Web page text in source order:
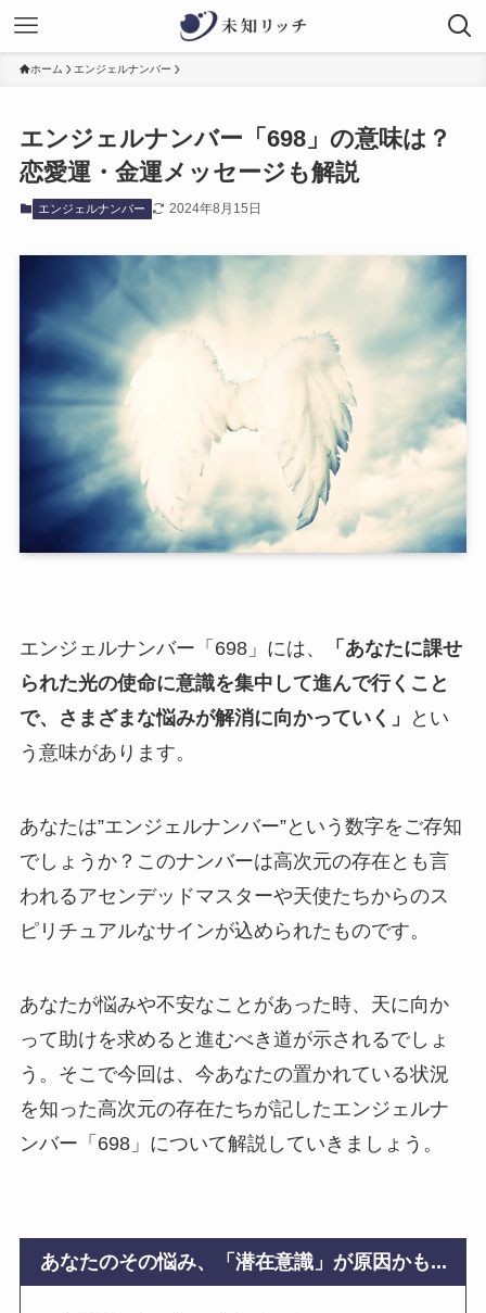
ホーム エンジェルナンバー
エンジェルナンバー「698」の意味は？
恋愛運・金運メッセージも解説
エンジェルナンバー 2024年8月15日
エンジェルナンバー「698」には、
「あなたに課せ
られた光の使命に意識を集中して進んで行くこと
で、さまざまな悩みが解消に向かっていく」
とい
う意味があります。
あなたは”エンジェルナンバー”という数字をご存知
でしょうか？このナンバーは高次元の存在とも言
われるアセンデッドマスターや天使たちからのス
ピリチュアルなサインが込められたものです。
あなたが悩みや不安なことがあった時、天に向か
って助けを求めると進むべき道が示されるでしょ
う。そこで今回は、今あなたの置かれている状況
を知った高次元の存在たちが記したエンジェルナ
ンバー「698」について解説していきましょう。
あなたのその悩み、「潜在意識」が原因かも...